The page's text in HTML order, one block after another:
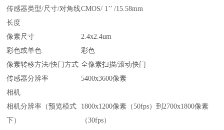
传感器类型/尺寸/对角线
长度
CMOS/ 1’’ /15.58mm
像素尺寸
2.4x2.4um
彩色或单色
彩色
像素转移方法/快门方式 全像素扫描/滚动快门
传感器分辨率
5400x3600像素
相机
相机分辨率（预览模式
下）
1800x1200像素（50fps）到2700x1800像素
（30fps）